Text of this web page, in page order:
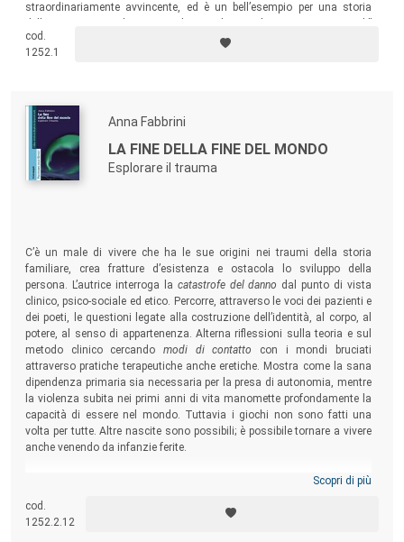
straordinariamente avvincente, ed è un bell’esempio per una storia
(Tom Levold, Systemagazin.de
cod.
1252.1
Anna Fabbrini
LA FINE DELLA FINE DEL MONDO
Esplorare il trauma
C’è un male di vivere che ha le sue origini nei traumi della storia
familiare, crea fratture d’esistenza e ostacola lo sviluppo della
persona. L’autrice interroga la catastrofe del danno dal punto di vista
clinico, psico-sociale ed etico. Percorre, attraverso le voci dei pazienti e
dei poeti, le questioni legate alla costruzione dell’identità, al corpo, al
potere, al senso di appartenenza. Alterna riflessioni sulla teoria e sul
metodo clinico cercando modi di contatto con i mondi bruciati
attraverso pratiche terapeutiche anche eretiche. Mostra come la sana
dipendenza primaria sia necessaria per la presa di autonomia, mentre
la violenza subita nei primi anni di vita manomette profondamente la
capacità di essere nel mondo. Tuttavia i giochi non sono fatti una
volta per tutte. Altre nascite sono possibili; è possibile tornare a vivere
anche venendo da infanzie ferite.
Scopri di più
cod.
1252.2.12